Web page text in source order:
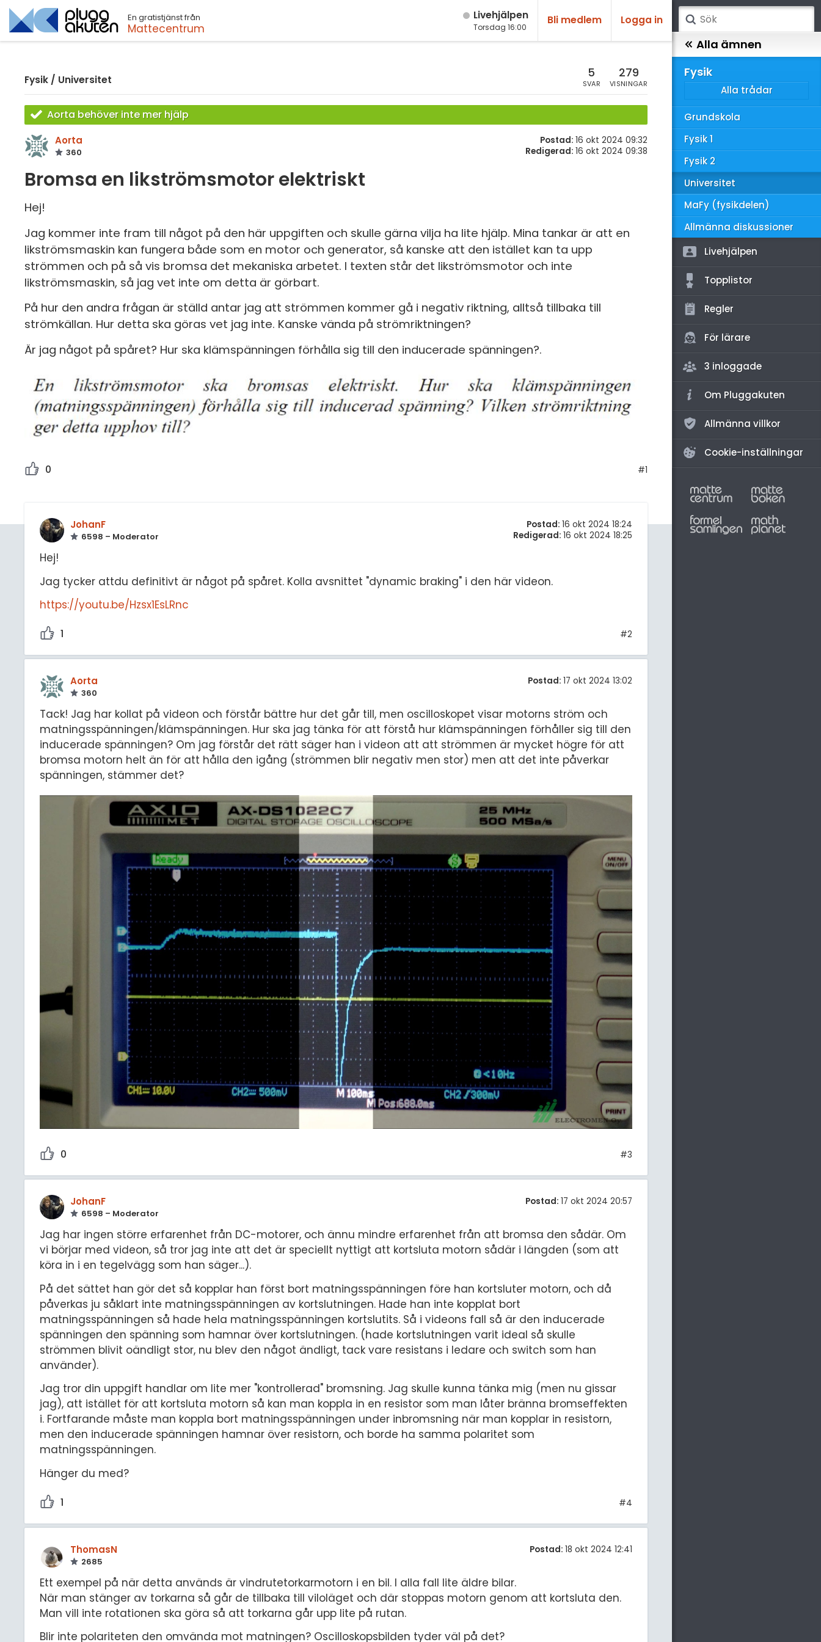
En gratistjänst från
Mattecentrum
Live­hjälpen
Torsdag 16:00
Bli medlem Logga in
Fysik / Universitet 5
SVAR
279
VISNINGAR
Aorta behöver inte mer hjälp
Aorta
360
Postad: 16 okt 2024 09:32
Redigerad: 16 okt 2024 09:38
Bromsa en likströmsmotor elektriskt
Hej!
Jag kommer inte fram till något på den här uppgiften och skulle gärna vilja ha lite hjälp. Mina tankar är att en
likströmsmaskin kan fungera både som en motor och generator, så kanske att den istället kan ta upp
strömmen och på så vis bromsa det mekaniska arbetet. I texten står det likströmsmotor och inte
likströmsmaskin, så jag vet inte om detta är görbart.
På hur den andra frågan är ställd antar jag att strömmen kommer gå i negativ riktning, alltså tillbaka till
strömkällan. Hur detta ska göras vet jag inte. Kanske vända på strömriktningen?
Är jag något på spåret? Hur ska klämspänningen förhålla sig till den inducerade spänningen?.
0 #1
JohanF
6598 – Moderator
Postad: 16 okt 2024 18:24
Redigerad: 16 okt 2024 18:25
Hej!
Jag tycker attdu definitivt är något på spåret. Kolla avsnittet "dynamic braking" i den här videon.
https://youtu.be/Hzsx1EsLRnc
1 #2
Aorta
360
Postad: 17 okt 2024 13:02
Tack! Jag har kollat på videon och förstår bättre hur det går till, men oscilloskopet visar motorns ström och
matningsspänningen/klämspänningen. Hur ska jag tänka för att förstå hur klämspänningen förhåller sig till den
inducerade spänningen? Om jag förstår det rätt säger han i videon att att strömmen är mycket högre för att
bromsa motorn helt än för att hålla den igång (strömmen blir negativ men stor) men att det inte påverkar
spänningen, stämmer det?
0 #3
JohanF
6598 – Moderator
Postad: 17 okt 2024 20:57
Jag har ingen större erfarenhet från DC-motorer, och ännu mindre erfarenhet från att bromsa den sådär. Om
vi börjar med videon, så tror jag inte att det är speciellt nyttigt att kortsluta motorn sådär i längden (som att
köra in i en tegelvägg som han säger...).
På det sättet han gör det så kopplar han först bort matningsspänningen före han kortsluter motorn, och då
påverkas ju såklart inte matningsspänningen av kortslutningen. Hade han inte kopplat bort
matningsspänningen så hade hela matningsspänningen kortslutits. Så i videons fall så är den inducerade
spänningen den spänning som hamnar över kortslutningen. (hade kortslutningen varit ideal så skulle
strömmen blivit oändligt stor, nu blev den något ändligt, tack vare resistans i ledare och switch som han
använder).
Jag tror din uppgift handlar om lite mer "kontrollerad" bromsning. Jag skulle kunna tänka mig (men nu gissar
jag), att istället för att kortsluta motorn så kan man koppla in en resistor som man låter bränna bromseffekten
i. Fortfarande måste man koppla bort matningsspänningen under inbromsning när man kopplar in resistorn,
men den inducerade spänningen hamnar över resistorn, och borde ha samma polaritet som
matningsspänningen.
Hänger du med?
1 #4
ThomasN
2685
Postad: 18 okt 2024 12:41
Ett exempel på när detta används är vindrutetorkarmotorn i en bil. I alla fall lite äldre bilar.
När man stänger av torkarna så går de tillbaka till viloläget och där stoppas motorn genom att kortsluta den.
Man vill inte rotationen ska göra så att torkarna går upp lite på rutan.
Blir inte polariteten den omvända mot matningen? Oscilloskopsbilden tyder väl på det?
Sök
Matematik
Alla ämnen
Fysik
Alla trådar
Grundskola
Fysik 1
Fysik 2
Universitet
MaFy (fysikdelen)
Allmänna diskussioner
Livehjälpen
Topplistor
Regler
För lärare
3 inloggade
Om Pluggakuten
Allmänna villkor
Cookie-inställningar
Kemi
Biologi
Teknik & Bygg
Fler språk
Samhällsorientering
Ekonomi
Övriga diskussioner